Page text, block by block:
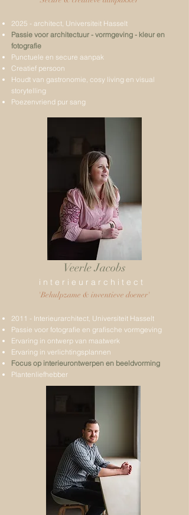
2025 - architect, Universiteit Hasselt
Passie voor architectuur - vormgeving - kleur en
fotografie
Punctuele en secure aanpak
​Creatief persoon
Houdt van gastronomie, cosy living en visual
storytelling
Poezenvriend pur sang
Veerle Jacobs
i n t e r i e u r a r c h i t e c t
'Behulpzame & inventieve doener'
2011 - Interieurarchitect, Universiteit Hasselt
Passie voor fotografie en grafische vormgeving
Ervaring in ontwerp van maatwerk
Ervaring in verlichtingsplannen
Focus op interieurontwerpen en beeldvorming
Plantenliefhebber